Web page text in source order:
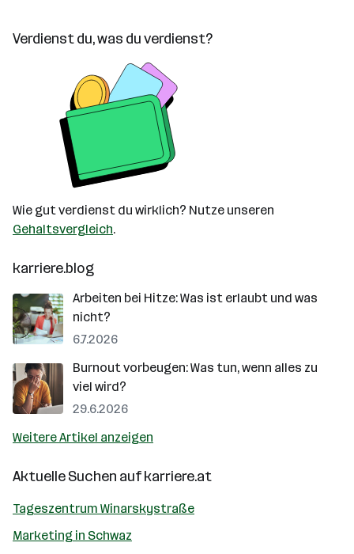
Verdienst du, was du verdienst?
Wie gut verdienst du wirklich? Nutze unseren
Gehaltsvergleich.
karriere.blog
Arbeiten bei Hitze: Was ist erlaubt und was
nicht?
6.7.2026
Burnout vorbeugen: Was tun, wenn alles zu
viel wird?
29.6.2026
Weitere Artikel anzeigen
Aktuelle Suchen aufkarriere.at
Tageszentrum Winarskystraße
Marketing in Schwaz